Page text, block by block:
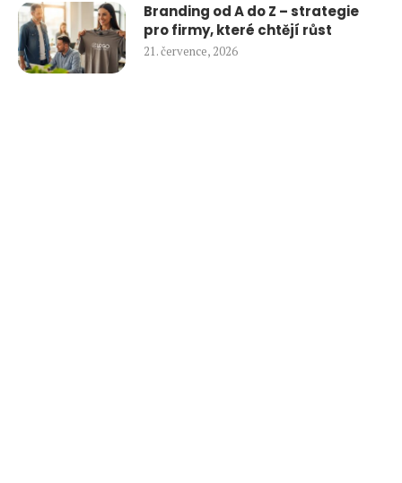
Branding od A do Z – strategie
pro firmy, které chtějí růst
21. července, 2026